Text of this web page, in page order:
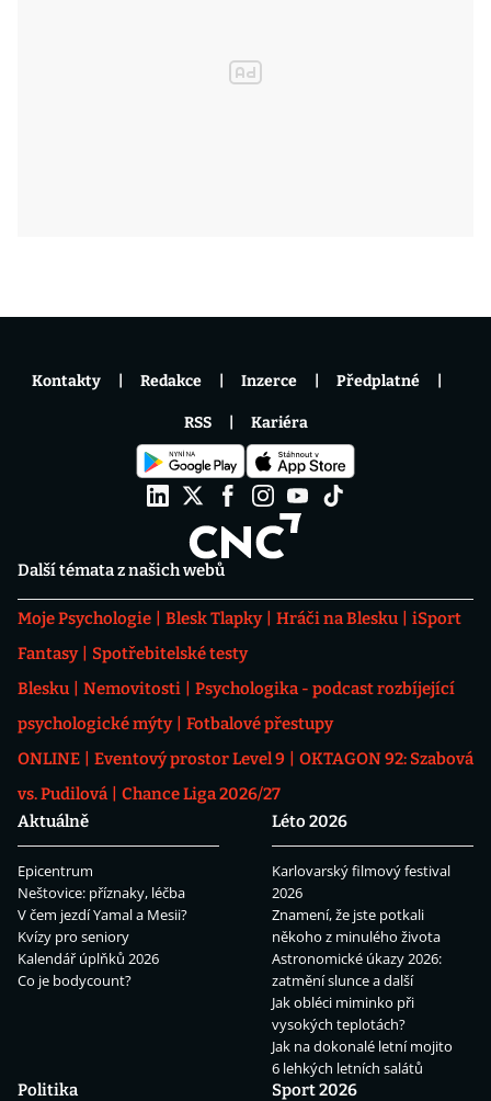
Další témata z našich webů
Moje Psychologie Blesk Tlapky Hráči na Blesku
iSport
Fantasy
Spotřebitelské testy
Blesku
Nemovitosti
Psychologika - podcast rozbíjející
psychologické mýty
Fotbalové přestupy
ONLINE
Eventový prostor Level 9
OKTAGON 92: Szabová
vs. Pudilová
Chance Liga 2026/27
Aktuálně
Epicentrum
Neštovice: příznaky, léčba
V čem jezdí Yamal a Mesii?
Kvízy pro seniory
Kalendář úplňků 2026
Co je bodycount?
Léto 2026
Karlovarský filmový festival
2026
Znamení, že jste potkali
někoho z minulého života
Astronomické úkazy 2026:
zatmění slunce a další
Jak obléci miminko při
vysokých teplotách?
Jak na dokonalé letní mojito
6 lehkých letních salátů
Politika
Sport 2026
Kontakty Redakce Inzerce Předplatné
RSS Kariéra